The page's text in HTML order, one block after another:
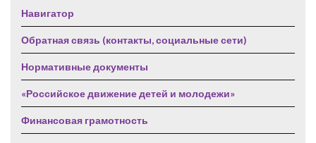
Навигатор
Обратная связь (контакты, социальные сети)
Нормативные документы
«Российское движение детей и молодежи»
Финансовая грамотность